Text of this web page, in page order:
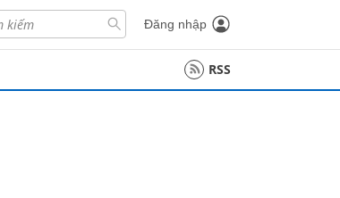
Đăng nhập
RSS